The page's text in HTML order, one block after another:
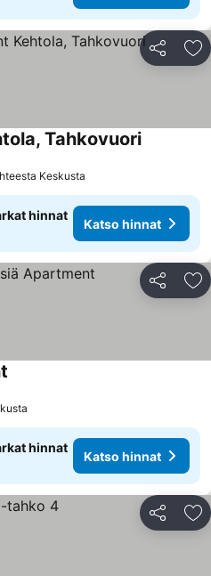
Jaa
TahkovuoriKatso
Keskusta
hinnat
Katso hinnat
Jaa
hinnat
Katso hinnat
Jaa